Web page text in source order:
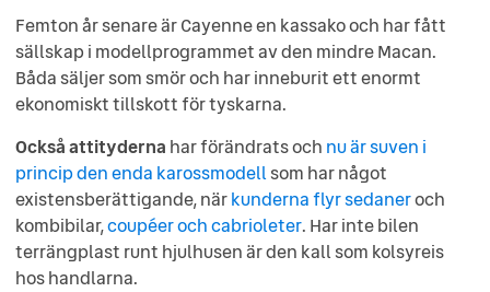
Femton år senare är Cayenne en kassako och har fått
sällskap i modellprogrammet av den mindre Macan.
Båda säljer som smör och har inneburit ett enormt
ekonomiskt tillskott för tyskarna.
Också attityderna har förändrats och nu är suven i
princip den enda karossmodellsom har något
existensberättigande, närkunderna flyr sedaneroch
kombibilar,coupéer och cabrioleter. Har inte bilen
terrängplast runt hjulhusen är den kall som kolsyreis
hos handlarna.